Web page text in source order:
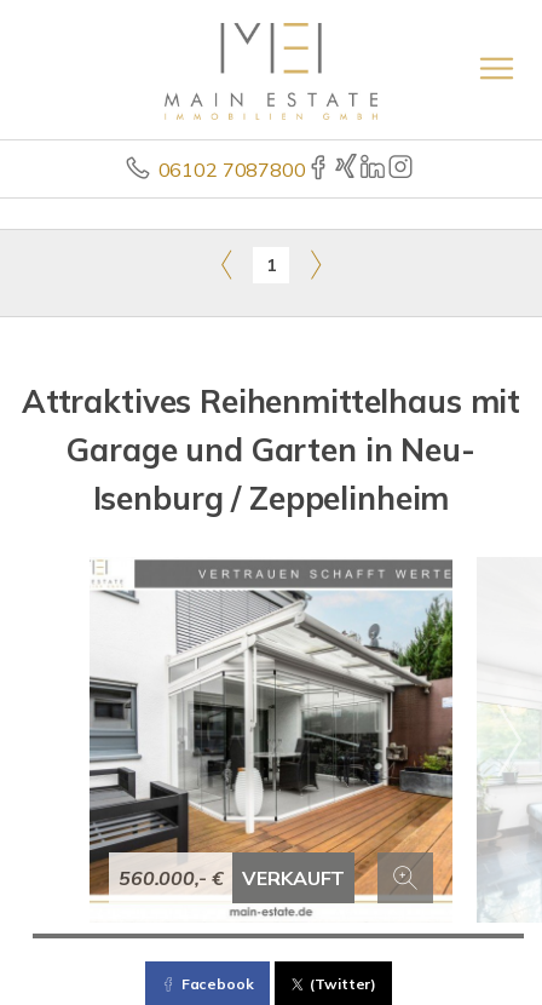
06102 7087800
1
Attraktives Reihenmittelhaus mit
Garage und Garten in Neu-
Isenburg / Zeppelinheim
560.000,- € VERKAUFT
Facebook (Twitter)